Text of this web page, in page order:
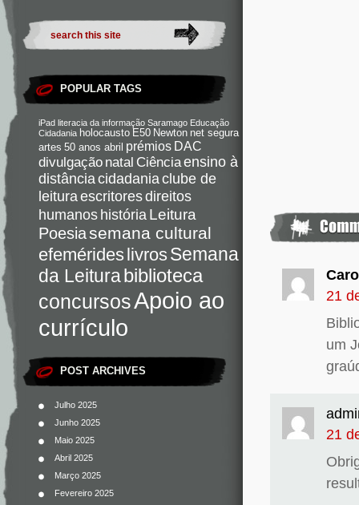
POPULAR TAGS
iPad literacia da informação Saramago Educação
Cidadania holocausto E50 Newton net segura
artes 50 anos abril prémios DAC
divulgação natal Ciênciaensino à
distânciacidadaniaclube de
leituraescritoresdireitos
humanoshistória Leitura
Poesiasemana cultural
efemérideslivrosSemana
da Leiturabiblioteca
concursosApoio ao
currículo
POST ARCHIVES
Julho 2025
Junho 2025
Maio 2025
Abril 2025
Março 2025
Fevereiro 2025
21
um
21